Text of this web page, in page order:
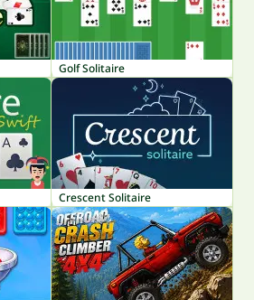
Golf Solitaire
Crescent Solitaire